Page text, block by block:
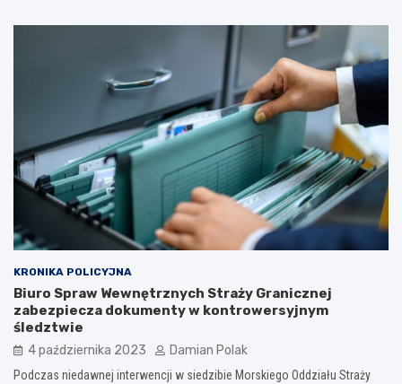
KRONIKA POLICYJNA
Biuro Spraw Wewnętrznych Straży Granicznej
zabezpiecza dokumenty w kontrowersyjnym
śledztwie
4 października 2023 Damian Polak
Podczas niedawnej interwencji w siedzibie Morskiego Oddziału Straży